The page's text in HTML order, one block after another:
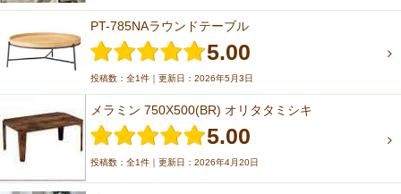
PT-785NAラウンドテーブル
5.00
投稿数：全1件｜更新日：2026年5月3日
メラミン 750X500(BR) オリタタミシキ
5.00
投稿数：全1件｜更新日：2026年4月20日